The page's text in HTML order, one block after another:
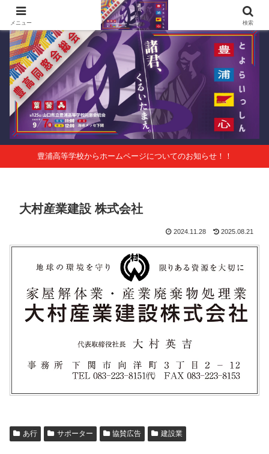
第125回山口県立豊浦高等学校同窓会総会 会報Vol.63
豊浦高等学校からホームページについてのお知らせ！！
大村産業建設 株式会社
2024.11.28 2025.08.21
あ行 サポーター 協賛広告 建設業
メニュー 検索